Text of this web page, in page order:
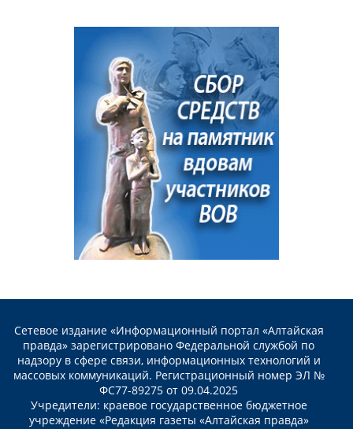
Сетевое издание «Информационный портал «Алтайская
правда» зарегистрировано Федеральной службой по
надзору в сфере связи, информационных технологий и
массовых коммуникаций. Регистрационный номер ЭЛ №
ФС77-89275 от 09.04.2025
Учредители: краевое государственное бюджетное
учреждение «Редакция газеты «Алтайская правда»